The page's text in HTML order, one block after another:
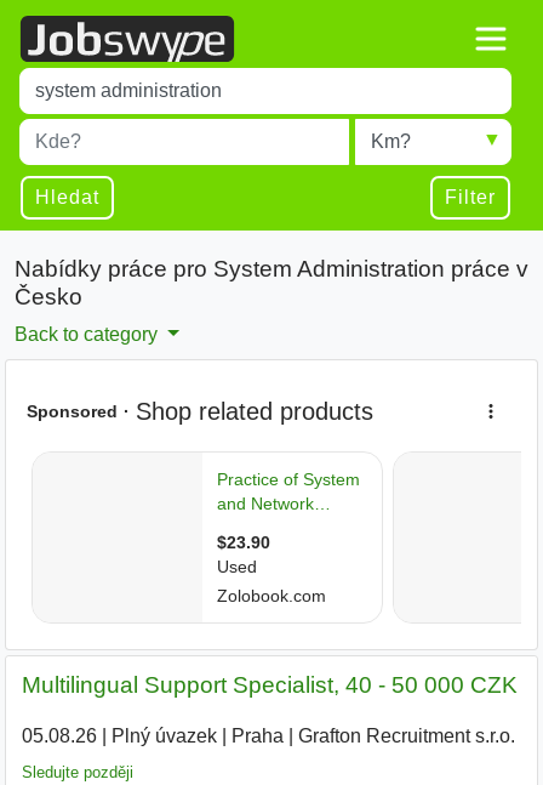
Title
Type 1 or more characters for results.
Místo
Type 1 or more characters for results.
Radius
Hledat Filter
Nabídky práce pro System Administration práce v
Česko
Back to category
Multilingual Support Specialist, 40 - 50 000 CZK
05.08.26| Plný úvazek| Praha Grafton Recruitment s.r.o.
Sledujte později